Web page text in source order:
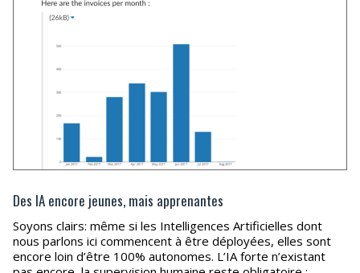
Des IA encore jeunes, mais apprenantes
Soyons clairs: même si les Intelligences Artificielles dont
nous parlons ici commencent à être déployées, elles sont
encore loin d’être 100% autonomes. L’IA forte n’existant